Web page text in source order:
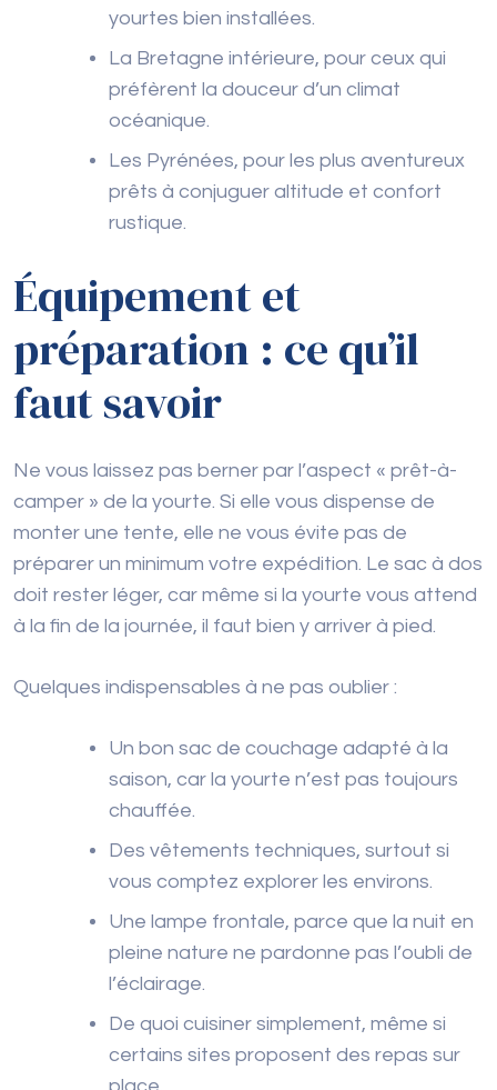
yourtes bien installées.
La Bretagne intérieure, pour ceux qui
préfèrent la douceur d’un climat
océanique.
Les Pyrénées, pour les plus aventureux
prêts à conjuguer altitude et confort
rustique.
Équipement et
préparation : ce qu’il
faut savoir
Ne vous laissez pas berner par l’aspect « prêt-à-
camper » de la yourte. Si elle vous dispense de
monter une tente, elle ne vous évite pas de
préparer un minimum votre expédition. Le sac à dos
doit rester léger, car même si la yourte vous attend
à la fin de la journée, il faut bien y arriver à pied.
Quelques indispensables à ne pas oublier :
Un bon sac de couchage adapté à la
saison, car la yourte n’est pas toujours
chauffée.
Des vêtements techniques, surtout si
vous comptez explorer les environs.
Une lampe frontale, parce que la nuit en
pleine nature ne pardonne pas l’oubli de
l’éclairage.
De quoi cuisiner simplement, même si
certains sites proposent des repas sur